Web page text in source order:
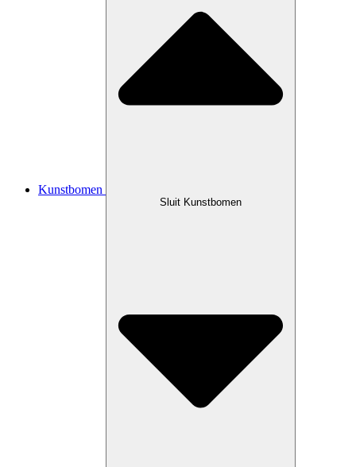
Kunstbomen
Sluit Kunstbomen